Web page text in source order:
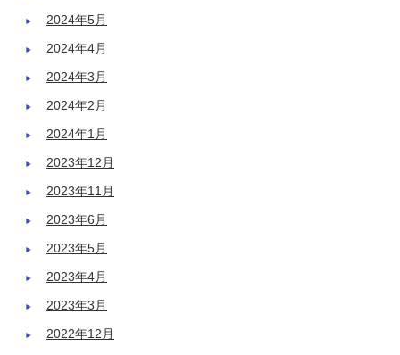
2024年5月
2024年4月
2024年3月
2024年2月
2024年1月
2023年12月
2023年11月
2023年6月
2023年5月
2023年4月
2023年3月
2022年12月